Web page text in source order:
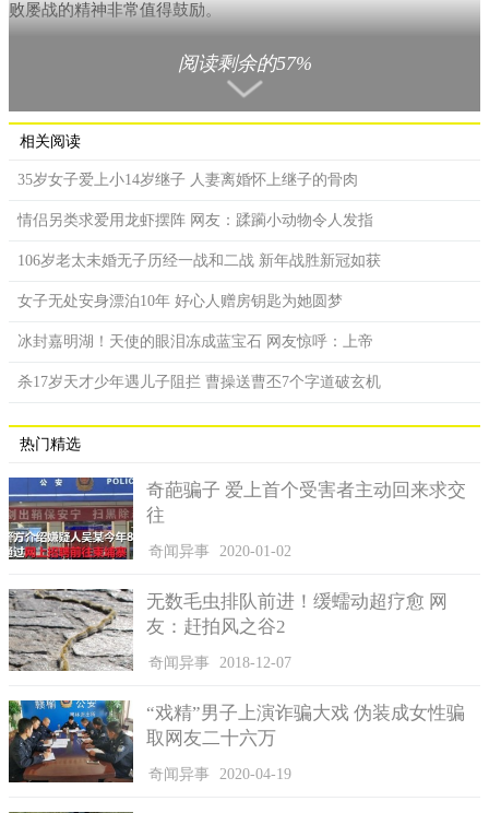
败屡战的精神非常值得鼓励。
这位先生亲身证实了这句话有多正确，无论你遭受多少次的挫
折，重复尝试并不丢脸，只要能坚持下去都是值得鼓励的。”某有
名的汽车租赁公司主管马笑着说道。
根据英国驾驶和车辆标准局最近公布的数据来看，男子作为
参加驾考次数最多的人，已经创造了英国的纪录，并且这个记录
中，另一位30岁的女士获得了第二名，但到目前为止，这位女士
也经历了至少117次的考试，花费约1.8万元人民币，到现在却仍
未通过驾驶考试。
而记录中排名第三的是一位48岁的女性，值得高兴的是这位
女士成功地通过了第94次驾照考试，理论考试时50题她做对了43
题，这仍然花费了约1.8万元的费用。
记者说，英国人民参加驾照考试的失败率一直高得离谱，最
近又逢疫情封锁政策公布，越来越多的报名者参加学习和考试的
阅读剩余的57%
相关阅读
35岁女子爱上小14岁继子 人妻离婚怀上继子的骨肉
情侣另类求爱用龙虾摆阵 网友：蹂躏小动物令人发指
106岁老太未婚无子历经一战和二战 新年战胜新冠如获
女子无处安身漂泊10年 好心人赠房钥匙为她圆梦
冰封嘉明湖！天使的眼泪冻成蓝宝石 网友惊呼：上帝
杀17岁天才少年遇儿子阻拦 曹操送曹丕7个字道破玄机
热门精选
奇葩骗子 爱上首个受害者主动回来求交
往
奇闻异事 2020-01-02
无数毛虫排队前进！缓蠕动超疗愈 网
友：赶拍风之谷2
奇闻异事 2018-12-07
“戏精”男子上演诈骗大戏 伪装成女性骗
取网友二十六万
奇闻异事 2020-04-19